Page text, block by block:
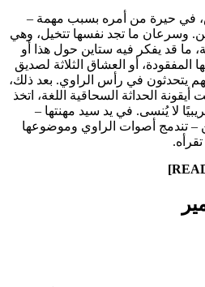
من أمره بسبب مهمة –
ما تجد نفسها تتخيل، وهي
فيه ستاين حول هذا أو
أو العشاق الثلاثة لصديق
في رأس الراوي. بعد ذلك،
السحاقية اللغة، اتخذ
يُنسى. في يد سيد مهنتها –
أصوات الراوي وموضوعها